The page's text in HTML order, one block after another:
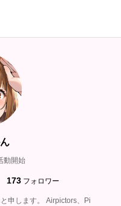
動開始
173 フォロワー
申します。 Airpictors、Pi